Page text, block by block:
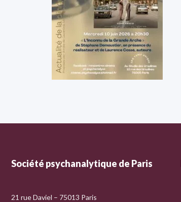
Société psychanalytique de Paris
21 rue Daviel – 75013 Paris